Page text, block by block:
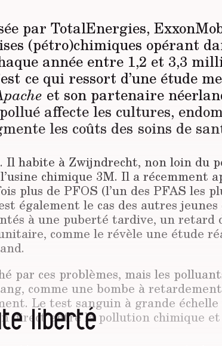
par TotalEnergies,
(pétro)chimiques opérant
année entre 1,2 et 3,3
ce qui ressort d’une étude
et son partenaire
affecte les cultures,
les coûts des soins de
Il habite à Zwijndrecht, non loin du
chimique 3M. Il a récemment
plus de PFOS (l’un des PFAS les
également le cas des autres
à une puberté tardive, un retard
comme le révèle une étude
par ces problèmes, mais les
comme une bombe à
Le test sanguin à grande échelle
direct entre la pollution chimique et
liberté